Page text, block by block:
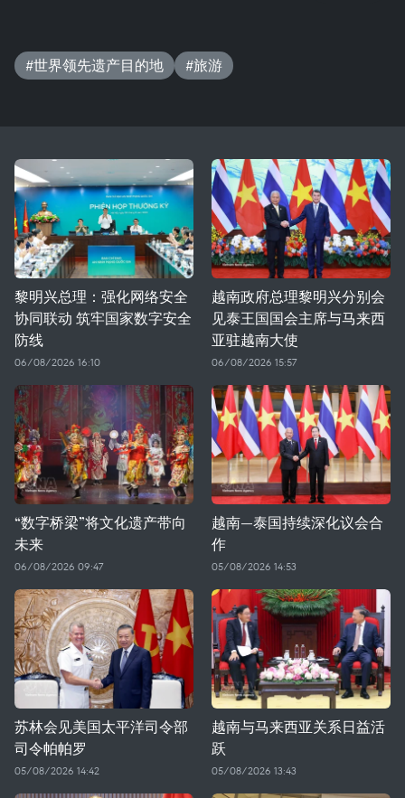
#世界领先遗产目的地 #旅游
黎明兴总理：强化网络安全
协同联动 筑牢国家数字安全
防线
06/08/2026 16:10
越南政府总理黎明兴分别会
见泰王国国会主席与马来西
亚驻越南大使
06/08/2026 15:57
“数字桥梁”将文化遗产带向
未来
06/08/2026 09:47
越南—泰国持续深化议会合
作
05/08/2026 14:53
苏林会见美国太平洋司令部
司令帕帕罗
05/08/2026 14:42
越南与马来西亚关系日益活
跃
05/08/2026 13:43